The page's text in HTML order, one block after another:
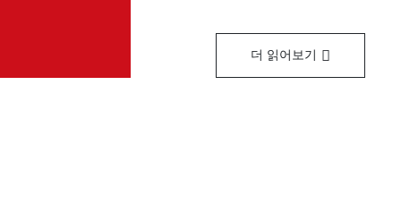
더 읽어보기